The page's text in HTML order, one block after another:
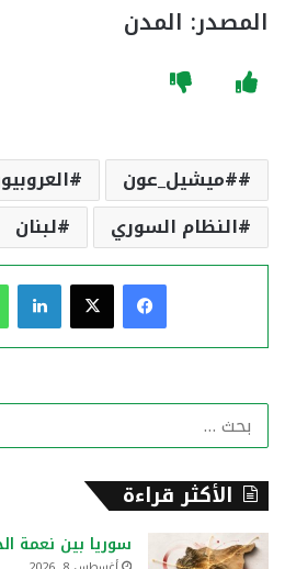
المصدر: المدن
#ميشيل_عون
النظام السوري
لبنان
فيسبوك لينكدإن
الأكثر قراءة
سوريا بين نعمة